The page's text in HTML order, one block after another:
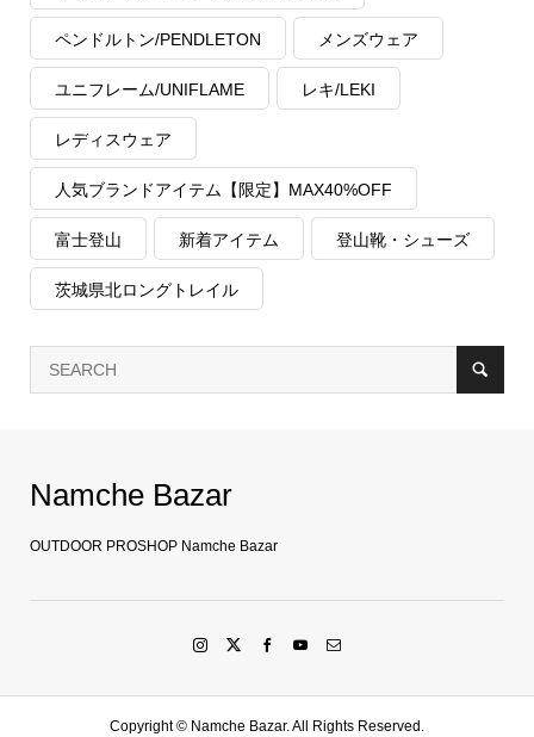
ペンドルトン/PENDLETON メンズウェア
ユニフレーム/UNIFLAME レキ/LEKI
レディスウェア
人気ブランドアイテム【限定】MAX40%OFF
富士登山 新着アイテム 登山靴・シューズ
茨城県北ロングトレイル
Namche Bazar
OUTDOOR PROSHOP Namche Bazar
Copyright © Namche Bazar. All Rights Reserved.